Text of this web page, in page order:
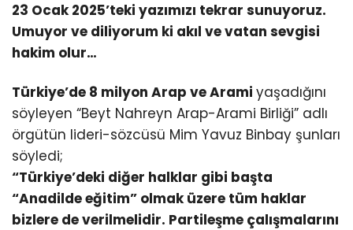
23 Ocak 2025’teki yazımızı tekrar sunuyoruz.
Umuyor ve diliyorum ki akıl ve vatan sevgisi
hakim olur…
Türkiye’de 8 milyon Arap ve Arami yaşadığını
söyleyen “Beyt Nahreyn Arap-Arami Birliği” adlı
örgütün lideri-sözcüsü Mim Yavuz Binbay şunları
söyledi;
“Türkiye’deki diğer halklar gibi başta
“Anadilde eğitim” olmak üzere tüm haklar
bizlere de verilmelidir. Partileşme çalışmalarını